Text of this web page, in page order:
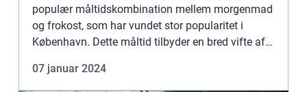
populær måltidskombination mellem morgenmad
og frokost, som har vundet stor popularitet i
København. Dette måltid tilbyder en bred vifte af
især for eventyr...
07 januar 2024